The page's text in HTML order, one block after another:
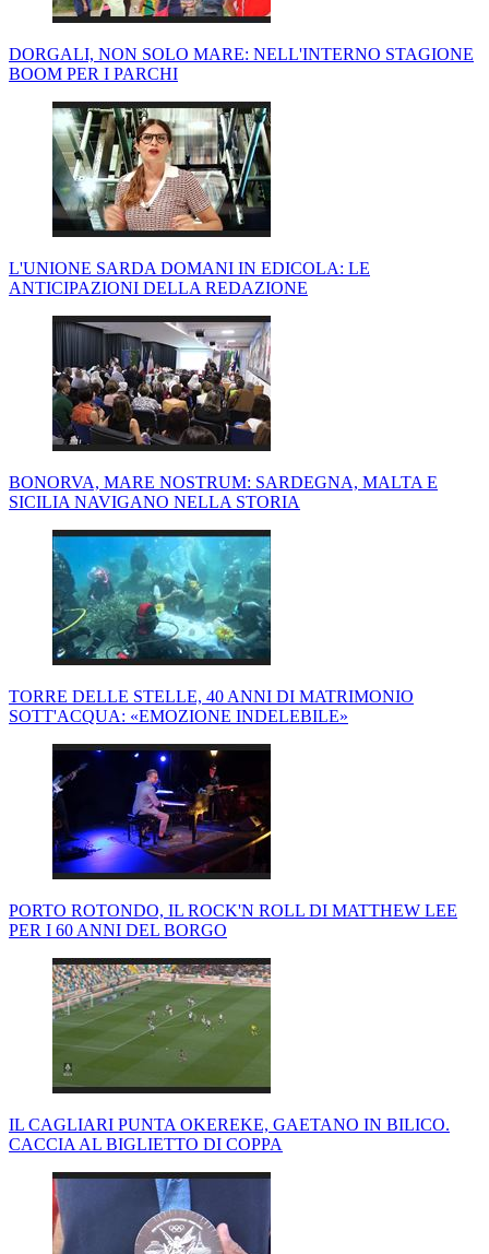
DORGALI, NON SOLO MARE: NELL'INTERNO STAGIONE
BOOM PER I PARCHI
L'UNIONE SARDA DOMANI IN EDICOLA: LE
ANTICIPAZIONI DELLA REDAZIONE
BONORVA, MARE NOSTRUM: SARDEGNA, MALTA E
SICILIA NAVIGANO NELLA STORIA
TORRE DELLE STELLE, 40 ANNI DI MATRIMONIO
SOTT'ACQUA: «EMOZIONE INDELEBILE»
PORTO ROTONDO, IL ROCK'N ROLL DI MATTHEW LEE
PER I 60 ANNI DEL BORGO
IL CAGLIARI PUNTA OKEREKE, GAETANO IN BILICO.
CACCIA AL BIGLIETTO DI COPPA